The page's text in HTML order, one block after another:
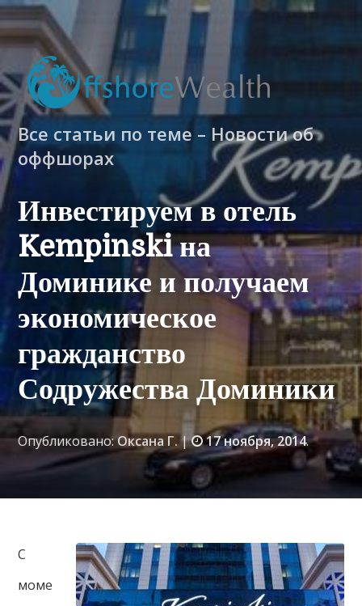
Все статьи по теме – Новости об
оффшорах
Инвестируем в отель
Kempinski на
Доминике и получаем
экономическое
гражданство
Содружества Доминики
Опубликовано:Оксана Г.| 17 ноября, 2014.
С
моме